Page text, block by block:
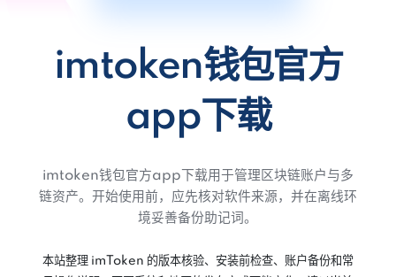
imtoken钱包官方
app下载
imtoken钱包官方app下载用于管理区块链账户与多
链资产。开始使用前，应先核对软件来源，并在离线环
境妥善备份助记词。
本站整理 imToken 的版本核验、安装前检查、账户备份和常